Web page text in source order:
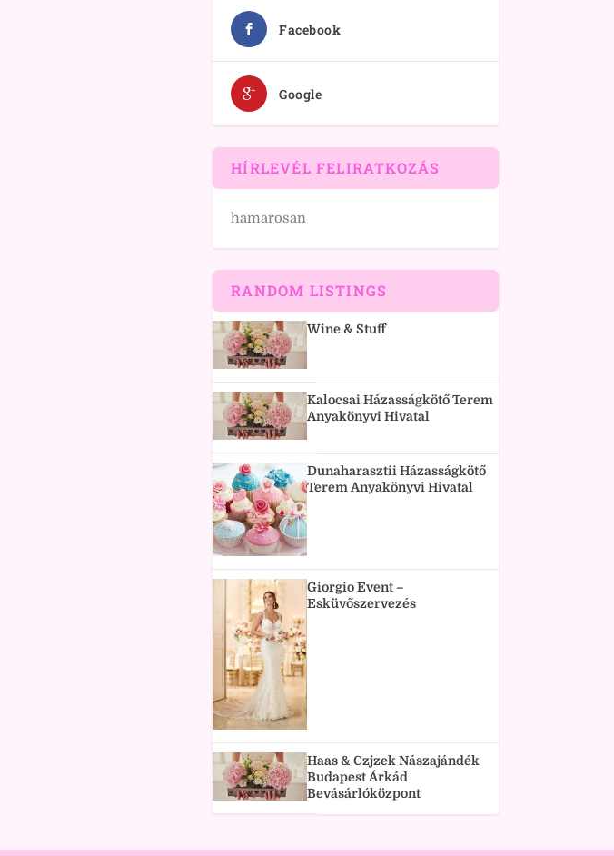
Facebook
Google
HÍRLEVÉL FELIRATKOZÁS
hamarosan
RANDOM LISTINGS
Wine & Stuff
Kalocsai Házasságkötő Terem
Anyakönyvi Hivatal
Dunaharasztii Házasságkötő
Terem Anyakönyvi Hivatal
Giorgio Event –
Esküvőszervezés
Haas & Czjzek Nászajándék
Budapest Árkád
Bevásárlóközpont